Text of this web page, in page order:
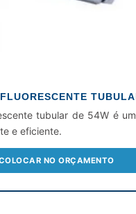
tubular de 54W é
e eficiente.
NO ORÇAMENTO